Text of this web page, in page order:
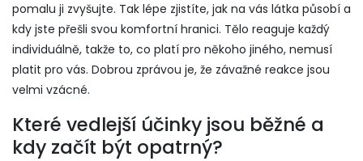
pomalu ji zvyšujte. Tak lépe zjistíte, jak na vás látka působí a
kdy jste přešli svou komfortní hranici. Tělo reaguje každý
individuálně, takže to, co platí pro někoho jiného, nemusí
platit pro vás. Dobrou zprávou je, že závažné reakce jsou
velmi vzácné.
Které vedlejší účinky jsou běžné a
kdy začít být opatrný?